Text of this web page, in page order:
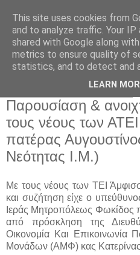
Αρχική Σελίδα
Παρουσίαση &
τους νέους των
πατέρας
Νεότητας Ι.Μ.)
Με τους νέους των ΤΕΙ
και συζήτηση είχε ο
Ιεράς Μητροπόλεως Φωκίδος
από πρόσκληση της
Οικονομία Και Επικοινωνία
Μονάδων (ΑΜΦ) κας
This site uses cookies from
and to analyze traffic. Your
shared with Google along
metrics to ensure quality of
statistics, and to detect and
LEARN